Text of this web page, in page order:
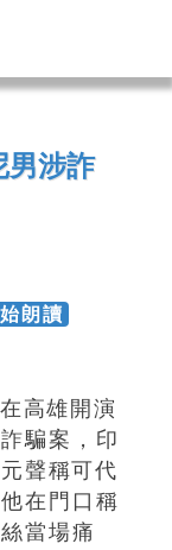
男涉詐
朗讀
高雄開演
騙案，印
聲稱可代
在門口稱
當場痛